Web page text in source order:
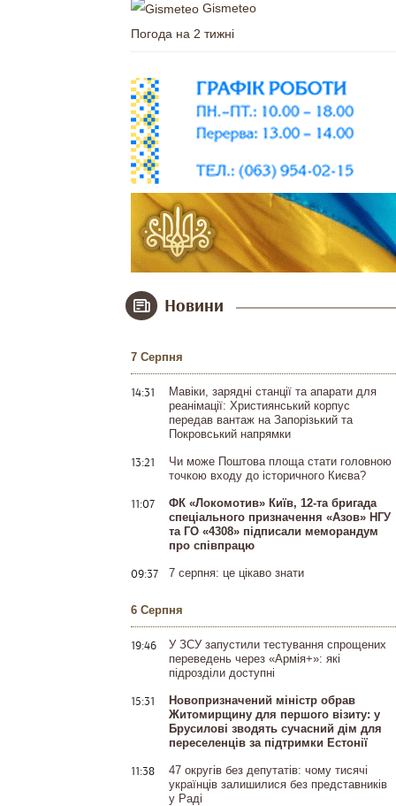
Gismeteo
Погода на 2 тижні
Новини
7 Серпня
14:31
Мавіки, зарядні станції та апарати для
реанімації: Християнський корпус
передав вантаж на Запорізький та
Покровський напрямки
13:21
Чи може Поштова площа стати головною
точкою входу до історичного Києва?
11:07
ФК «Локомотив» Київ, 12-та бригада
спеціального призначення «Азов» НГУ
та ГО «4308» підписали меморандум
про співпрацю
09:37 7 серпня: це цікаво знати
6 Серпня
19:46
У ЗСУ запустили тестування спрощених
переведень через «Армія+»: які
підрозділи доступні
15:31
Новопризначений міністр обрав
Житомирщину для першого візиту: у
Брусилові зводять сучасний дім для
переселенців за підтримки Естонії
11:38
47 округів без депутатів: чому тисячі
українців залишилися без представників
у Раді